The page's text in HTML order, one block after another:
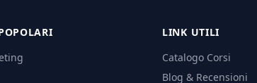
LINK UTILI
Catalogo Corsi
Blog & Recensioni